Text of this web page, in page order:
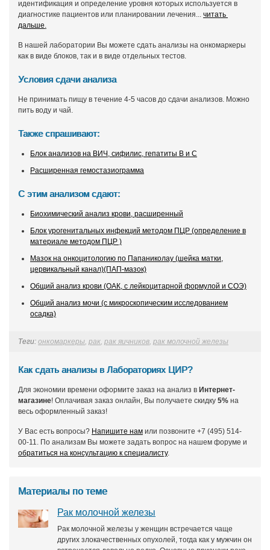
идентификация и определение уровня которых используется в
диагностике пациентов или планировании лечения... читать
дальше.
В нашей лаборатории Вы можете сдать анализы на онкомаркеры
как в виде блоков, так и в виде отдельных тестов.
Условия сдачи анализа
Не принимать пищу в течение 4-5 часов до сдачи анализов. Можно
пить воду и чай.
Также спрашивают:
Блок анализов на ВИЧ, сифилис, гепатиты В и С
Расширенная гемостазиограмма
С этим анализом сдают:
Биохимический анализ крови, расширенный
Блок урогенитальных инфекций методом ПЦР (определение в
материале методом ПЦР )
Мазок на онкоцитологию по Папаниколау (шейка матки,
цервикальный канал)(ПАП-мазок)
Общий анализ крови (ОАК, с лейкоцитарной формулой и СОЭ)
Общий анализ мочи (с микроскопическим исследованием
осадка)
Теги: онкомаркеры, рак, рак яичников, рак молочной железы
Как сдать анализы в Лабораториях ЦИР?
Для экономии времени оформите заказ на анализ в Интернет-
магазине! Оплачивая заказ онлайн, Вы получаете скидку 5% на
весь оформленный заказ!
У Вас есть вопросы? Напишите нам или позвоните +7 (495) 514-
00-11. По анализам Вы можете задать вопрос на нашем форуме и
обратиться на консультацию к специалисту.
Материалы по теме
Рак молочной железы
Рак молочной железы у женщин встречается чаще
других злокачественных опухолей, тогда как у мужчин он